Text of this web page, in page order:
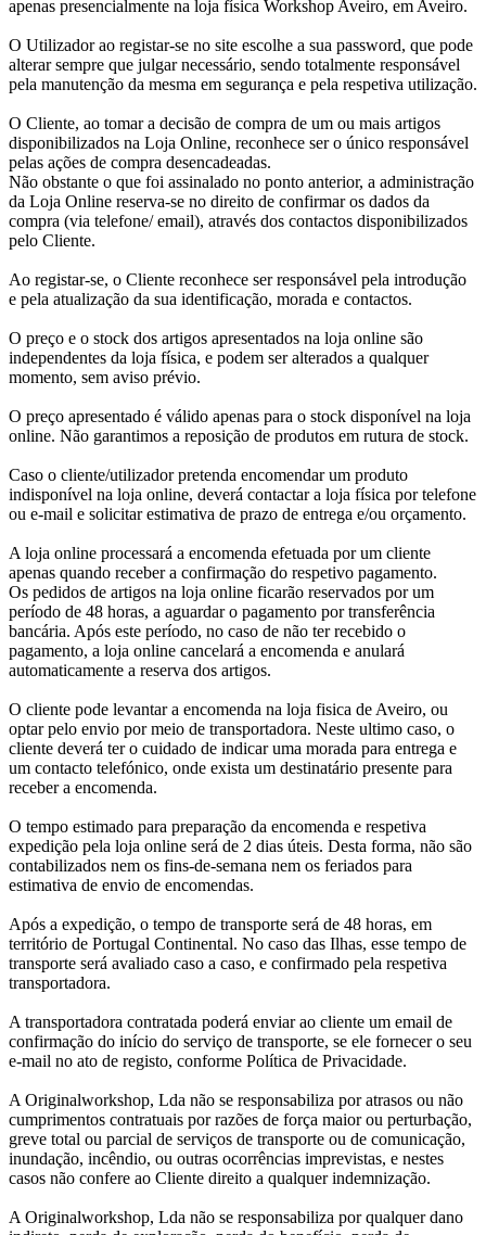
apenas presencialmente na loja física Workshop Aveiro, em Aveiro.
O Utilizador ao registar-se no site escolhe a sua password, que pode
alterar sempre que julgar necessário, sendo totalmente responsável
pela manutenção da mesma em segurança e pela respetiva utilização.
O Cliente, ao tomar a decisão de compra de um ou mais artigos
disponibilizados na Loja Online, reconhece ser o único responsável
pelas ações de compra desencadeadas.
Não obstante o que foi assinalado no ponto anterior, a administração
da Loja Online reserva-se no direito de confirmar os dados da
compra (via telefone/ email), através dos contactos disponibilizados
pelo Cliente.
Ao registar-se, o Cliente reconhece ser responsável pela introdução
e pela atualização da sua identificação, morada e contactos.
O preço e o stock dos artigos apresentados na loja online são
independentes da loja física, e podem ser alterados a qualquer
momento, sem aviso prévio.
O preço apresentado é válido apenas para o stock disponível na loja
online. Não garantimos a reposição de produtos em rutura de stock.
Caso o cliente/utilizador pretenda encomendar um produto
indisponível na loja online, deverá contactar a loja física por telefone
ou e-mail e solicitar estimativa de prazo de entrega e/ou orçamento.
A loja online processará a encomenda efetuada por um cliente
apenas quando receber a confirmação do respetivo pagamento.
Os pedidos de artigos na loja online ficarão reservados por um
período de 48 horas, a aguardar o pagamento por transferência
bancária. Após este período, no caso de não ter recebido o
pagamento, a loja online cancelará a encomenda e anulará
automaticamente a reserva dos artigos.
O cliente pode levantar a encomenda na loja fisica de Aveiro, ou
optar pelo envio por meio de transportadora. Neste ultimo caso, o
cliente deverá ter o cuidado de indicar uma morada para entrega e
um contacto telefónico, onde exista um destinatário presente para
receber a encomenda.
O tempo estimado para preparação da encomenda e respetiva
expedição pela loja online será de 2 dias úteis. Desta forma, não são
contabilizados nem os fins-de-semana nem os feriados para
estimativa de envio de encomendas.
Após a expedição, o tempo de transporte será de 48 horas, em
território de Portugal Continental. No caso das Ilhas, esse tempo de
transporte será avaliado caso a caso, e confirmado pela respetiva
transportadora.
A transportadora contratada poderá enviar ao cliente um email de
confirmação do início do serviço de transporte, se ele fornecer o seu
e-mail no ato de registo, conforme Política de Privacidade.
A Originalworkshop, Lda não se responsabiliza por atrasos ou não
cumprimentos contratuais por razões de força maior ou perturbação,
greve total ou parcial de serviços de transporte ou de comunicação,
inundação, incêndio, ou outras ocorrências imprevistas, e nestes
casos não confere ao Cliente direito a qualquer indemnização.
A Originalworkshop, Lda não se responsabiliza por qualquer dano